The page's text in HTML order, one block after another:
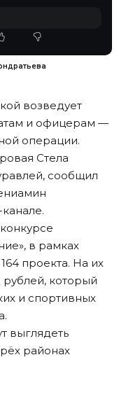
возведует
и офицерам —
операции.
Стела
сообщил
.
в рамках
проекта. На их
который
и спортивных
выглядеть
районах